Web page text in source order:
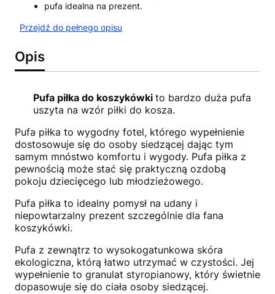
pufa idealna na prezent.
Przejdź do pełnego opisu
Opis
Pufa piłka do koszykówki to bardzo duża pufa
uszyta na wzór piłki do kosza.
Pufa piłka to wygodny fotel, którego wypełnienie
dostosowuje się do osoby siedzącej dając tym
samym mnóstwo komfortu i wygody. Pufa piłka z
pewnością może stać się praktyczną ozdobą
pokoju dziecięcego lub młodzieżowego.
Pufa piłka to idealny pomysł na udany i
niepowtarzalny prezent szczególnie dla fana
koszykówki.
Pufa z zewnątrz to wysokogatunkowa skóra
ekologiczna, którą łatwo utrzymać w czystości. Jej
wypełnienie to granulat styropianowy, który świetnie
dopasowuje się do ciała osoby siedzącej.